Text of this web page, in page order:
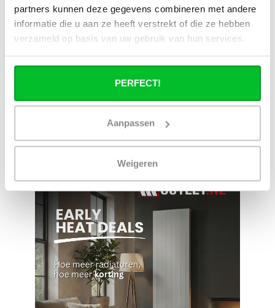
partners kunnen deze gegevens combineren met andere
informatie die u aan ze heeft verstrekt of die ze hebben
verzameld op basis van uw gebruik van hun services.
PERFECT!
Aanpassen
Weigeren
Stuur een bericht
Ruim assortiment
Levering uit eigen
14 dagen bedenktijd
Niet goed = Geld terug
Zelf ophalen in de
Wij zijn 6 dagen per
Snelle levering in
Geen onverwachte